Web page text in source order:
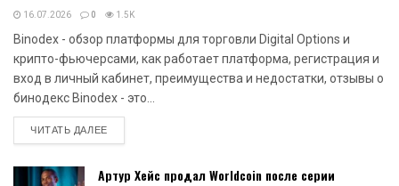
16.07.2026 0 1.5K
Binodex - обзор платформы для торговли Digital Options и
крипто-фьючерсами, как работает платформа, регистрация и
вход в личный кабинет, преимущества и недостатки, отзывы о
бинодекс Binodex - это...
ЧИТАТЬ ДАЛЕЕDETAILS
Артур Хейс продал Worldcoin после серии